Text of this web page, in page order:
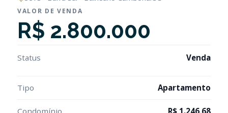
VALOR DE VENDA
R$ 2.800.000
Status Venda
Tipo Apartamento
Condomínio R$ 1.246,68